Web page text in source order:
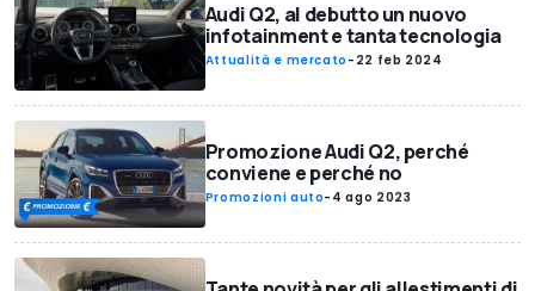
Audi Q2, al debutto un nuovo
infotainment e tanta tecnologia
Attualità e mercato - 22 feb 2024
Promozione Audi Q2, perché
conviene e perché no
Promozioni auto- 4 ago 2023